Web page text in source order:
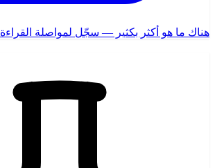
هناك ما هو أكثر بكثير — سجّل لمواصلة القراءة